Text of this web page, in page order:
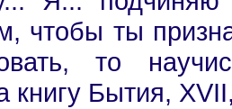
чтобы ты
то
книгу Бытия,